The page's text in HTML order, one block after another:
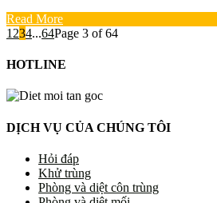
Read More
1 234...64Page 3 of 64
HOTLINE
DỊCH VỤ CỦA CHÚNG TÔI
Hỏi đáp
Khử trùng
Phòng và diệt côn trùng